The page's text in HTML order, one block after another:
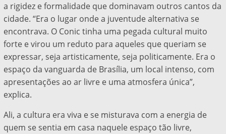
a rigidez e formalidade que dominavam outros cantos da
cidade. “Era o lugar onde a juventude alternativa se
encontrava. O Conic tinha uma pegada cultural muito
forte e virou um reduto para aqueles que queriam se
expressar, seja artisticamente, seja politicamente. Era o
espaço da vanguarda de Brasília, um local intenso, com
apresentações ao ar livre e uma atmosfera única”,
explica.
Ali, a cultura era viva e se misturava com a energia de
quem se sentia em casa naquele espaço tão livre,